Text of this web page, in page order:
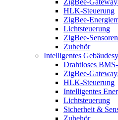
ZigBee-
HLK-Steuerung
ZigBee-
Lichtsteuerung
ZigBee-Sensoren
Zubehör
Intelligentes
Drahtloses
ZigBee-
HLK-Steuerung
Intelligentes
Lichtsteuerung
Sicherheit &
Zubehör